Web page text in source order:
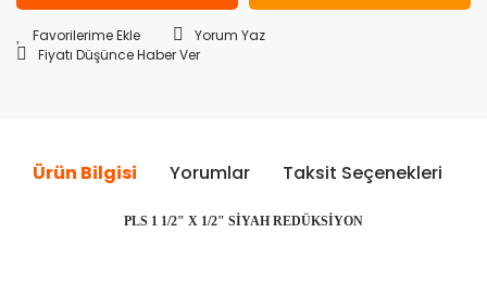
Yorum Yaz
Fiyatı Düşünce Haber Ver
Ürün Bilgisi Yorumlar Taksit Seçenekleri
PLS 1 1/2" X 1/2" SİYAH REDÜKSİYON